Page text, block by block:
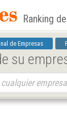
Ranking
de Empresas
su